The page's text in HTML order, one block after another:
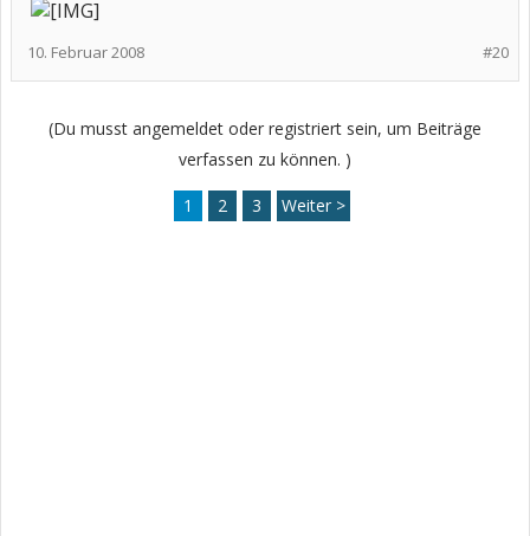
#20
10. Februar 2008
(Du musst angemeldet oder registriert sein, um Beiträge
verfassen zu können. )
1 2 3 Weiter >